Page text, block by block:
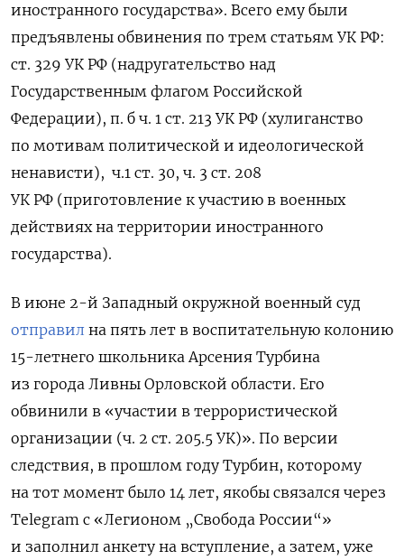
иностранного государства». Всего ему были
предъявлены обвинения по трем статьям УК РФ:
ст. 329 УК РФ (надругательство над
Государственным флагом Российской
Федерации), п. б ч. 1 ст. 213 УК РФ (хулиганство
по мотивам политической и идеологической
ненависти), ч.1 ст. 30, ч. 3 ст. 208
УК РФ (приготовление к участию в военных
действиях на территории иностранного
государства).
В июне 2-й Западный окружной военный суд
отправил на пять лет в воспитательную колонию
15-летнего школьника Арсения Турбина
из города Ливны Орловской области. Его
обвинили в «участии в террористической
организации (ч. 2 ст. 205.5 УК)». По версии
следствия, в прошлом году Турбин, которому
на тот момент было 14 лет, якобы связался через
Telegram с «Легионом „Свобода России“»
и заполнил анкету на вступление, а затем, уже